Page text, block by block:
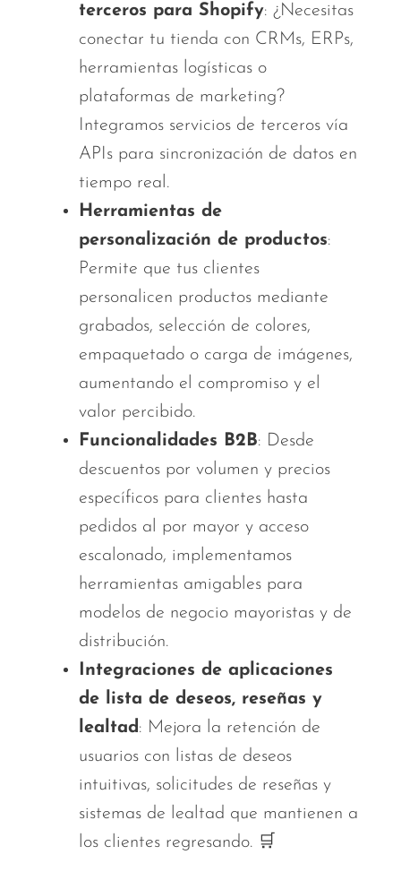
terceros para Shopify: ¿Necesitas
conectar tu tienda con CRMs, ERPs,
herramientas logísticas o
plataformas de marketing?
Integramos servicios de terceros vía
APIs para sincronización de datos en
tiempo real.
Herramientas de
personalización de productos:
Permite que tus clientes
personalicen productos mediante
grabados, selección de colores,
empaquetado o carga de imágenes,
aumentando el compromiso y el
valor percibido.
Funcionalidades B2B: Desde
descuentos por volumen y precios
específicos para clientes hasta
pedidos al por mayor y acceso
escalonado, implementamos
herramientas amigables para
modelos de negocio mayoristas y de
distribución.
Integraciones de aplicaciones
de lista de deseos, reseñas y
lealtad : Mejora la retención de
usuarios con listas de deseos
intuitivas, solicitudes de reseñas y
sistemas de lealtad que mantienen a
los clientes regresando. 🛒